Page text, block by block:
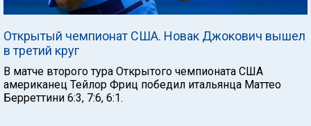
Открытый чемпионат США. Новак Джокович вышел
в третий круг
В матче второго тура Открытого чемпионата США
американец Тейлор Фриц победил итальянца Маттео
Берреттини 6:3, 7:6, 6:1.